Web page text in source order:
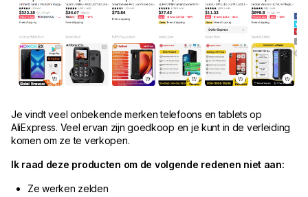
Je vindt veel onbekende merken telefoons en tablets op
AliExpress. Veel ervan zijn goedkoop en je kunt in de verleiding
komen om ze te verkopen.
Ik raad deze producten om de volgende redenen niet aan:
Ze werken zelden